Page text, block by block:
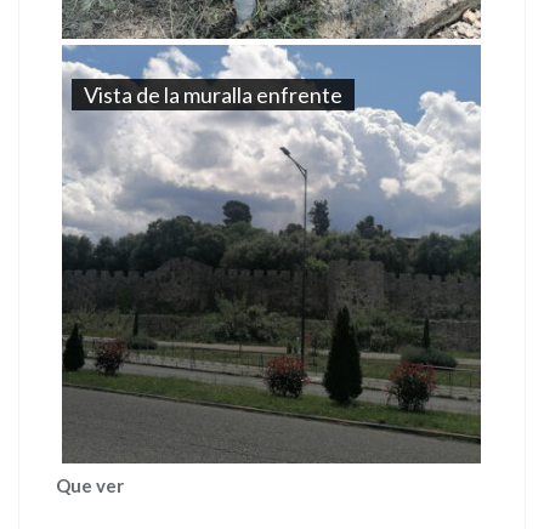
Vista de la muralla enfrente
Que ver